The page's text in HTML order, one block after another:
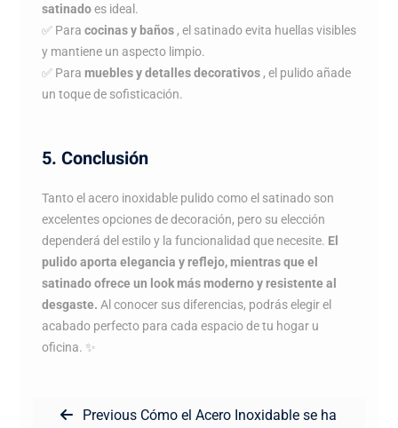
satinadoes ideal.
✅ Para cocinas y baños, el satinado evita huellas visibles
y mantiene un aspecto limpio.
✅ Para muebles y detalles decorativos, el pulido añade
un toque de sofisticación.
5. Conclusión
Tanto el acero inoxidable pulido como el satinado son
excelentes opciones de decoración, pero su elección
dependerá del estilo y la funcionalidad que necesite. El
pulido aporta elegancia y reflejo, mientras que el
satinado ofrece un look más moderno y resistente al
desgaste. Al conocer sus diferencias, podrás elegir el
acabado perfecto para cada espacio de tu hogar u
oficina. ✨
Previous Previous
Cómo el Acero Inoxidable se ha